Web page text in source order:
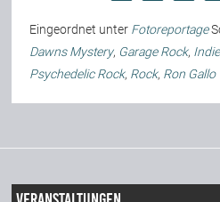
Eingeordnet unter Fotoreportage
Dawns Mystery, Garage Rock, Indie
Psychedelic Rock, Rock, Ron Gallo